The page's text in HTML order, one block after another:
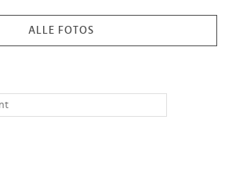
ALLE FOTOS